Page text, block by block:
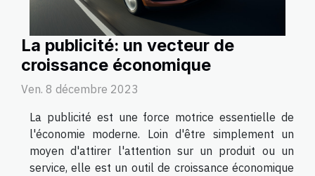
La publicité: un vecteur de
croissance économique
Ven. 8 décembre 2023
La publicité est une force motrice essentielle de
l'économie moderne. Loin d'être simplement un
moyen d'attirer l'attention sur un produit ou un
service, elle est un outil de croissance économique